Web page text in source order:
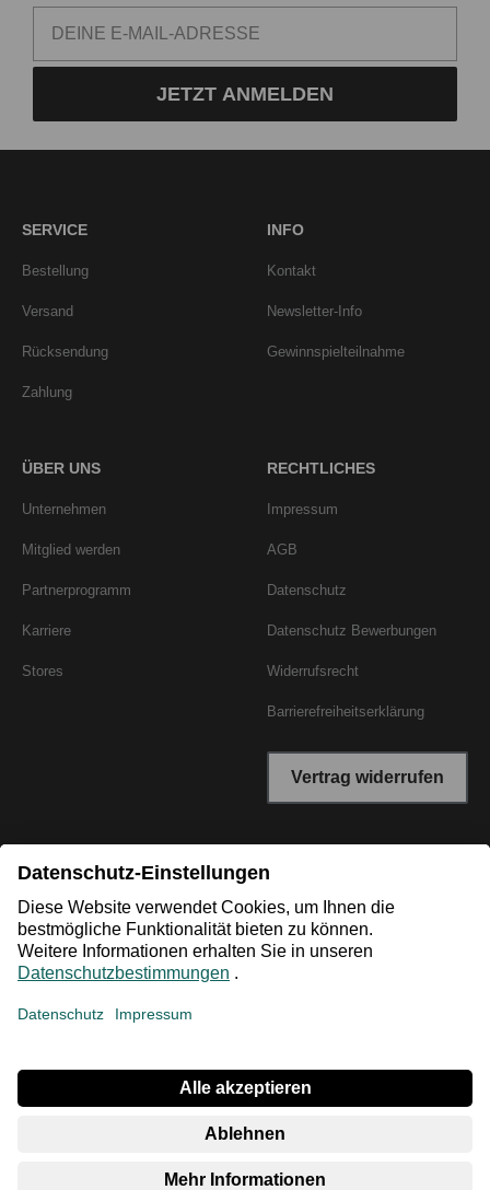
JETZT ANMELDEN
SERVICE
Bestellung
Versand
Rücksendung
Zahlung
INFO
Kontakt
Newsletter-Info
Gewinnspielteilnahme
ÜBER UNS
Unternehmen
Mitglied werden
Partnerprogramm
Karriere
Stores
RECHTLICHES
Impressum
AGB
Datenschutz
Datenschutz Bewerbungen
Widerrufsrecht
Barrierefreiheitserklärung
Vertrag widerrufen
*Niedrigster Gesamtpreis der letzten 30 Tage vor der